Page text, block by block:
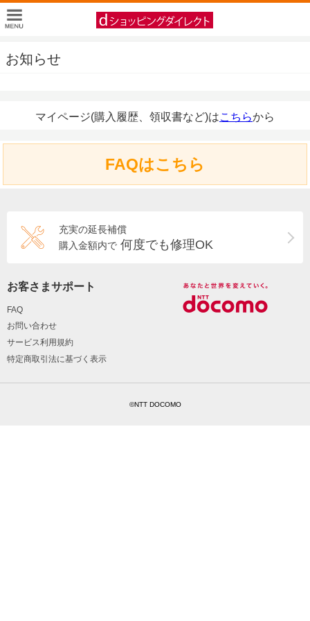
お知らせ
マイページ(購入履歴、領収書など)はこちらから
FAQはこちら
充実の延長補償
購入金額内で 何度でも修理OK
お客さまサポート
FAQ
お問い合わせ
サービス利用規約
特定商取引法に基づく表示
©NTT DOCOMO